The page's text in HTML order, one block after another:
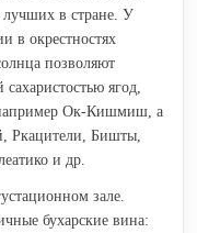
в стране. У
в окрестностях
позволяют
ягод,
Ок-Кишмиш, а
Ркацители, Бишты,
и др.
зале.
бухарские вина: